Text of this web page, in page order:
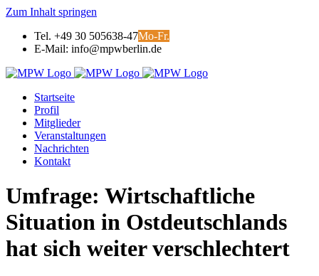
Zum Inhalt springen
Tel. +49 30 505638-47Mo-Fr.
E-Mail: info@mpwberlin.de
Startseite
Profil
Mitglieder
Veranstaltungen
Nachrichten
Kontakt
Umfrage: Wirtschaftliche
Situation in Ostdeutschlands
hat sich weiter verschlechtert